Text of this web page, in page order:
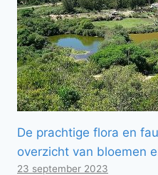
De prachtige flora en
overzicht van bloemen
23 september 2023